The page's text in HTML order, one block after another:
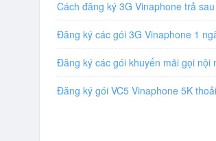
Cách đăng ký 3G Vinaphone trả
Đăng ký các gói 3G Vinaphone 1
Đăng ký các gói khuyến mãi gọi
Đăng ký gói VC5 Vinaphone 5K